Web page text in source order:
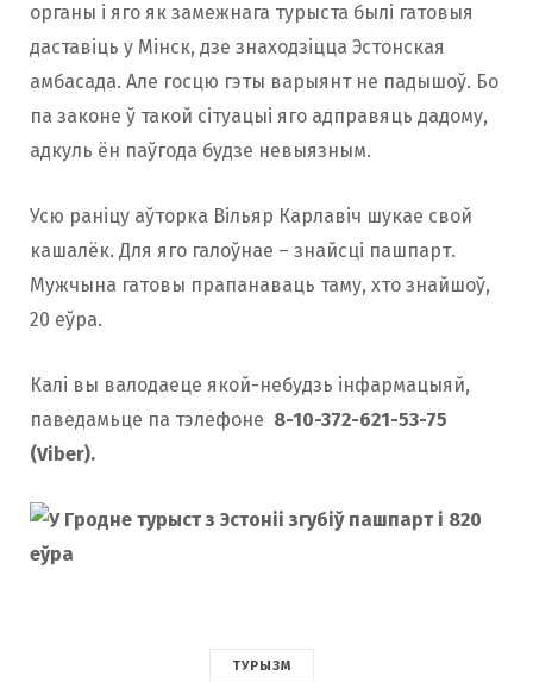
органы і яго як замежнага турыста былі гатовыя
даставіць у Мінск, дзе знаходзіцца Эстонская
амбасада. Але госцю гэты варыянт не падышоў. Бо
па законе ў такой сітуацыі яго адправяць дадому,
адкуль ён паўгода будзе невыязным.
Усю раніцу аўторка Вільяр Карлавіч шукае свой
кашалёк. Для яго галоўнае – знайсці пашпарт.
Мужчына гатовы прапанаваць таму, хто знайшоў,
20 еўра.
Калі вы валодаеце якой-небудзь інфармацыяй,
паведамьце па тэлефоне 8-10-372-621-53-75
(Viber).
ТУРЫЗМ